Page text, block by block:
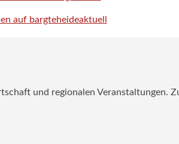
und regionalen Veranstaltungen.